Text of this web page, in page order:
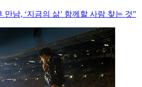
만남, ‘지금의 삶’ 함께할 사람 찾는 것”